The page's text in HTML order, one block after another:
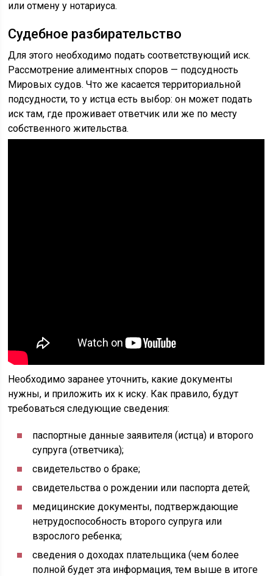
или отмену у нотариуса.
Судебное разбирательство
Для этого необходимо подать соответствующий иск.
Рассмотрение алиментных споров — подсудность
Мировых судов. Что же касается территориальной
подсудности, то у истца есть выбор: он может подать
иск там, где проживает ответчик или же по месту
собственного жительства.
Необходимо заранее уточнить, какие документы
нужны, и приложить их к иску. Как правило, будут
требоваться следующие сведения:
паспортные данные заявителя (истца) и второго
супруга (ответчика);
свидетельство о браке;
свидетельства о рождении или паспорта детей;
медицинские документы, подтверждающие
нетрудоспособность второго супруга или
взрослого ребенка;
сведения о доходах плательщика (чем более
полной будет эта информация, тем выше в итоге